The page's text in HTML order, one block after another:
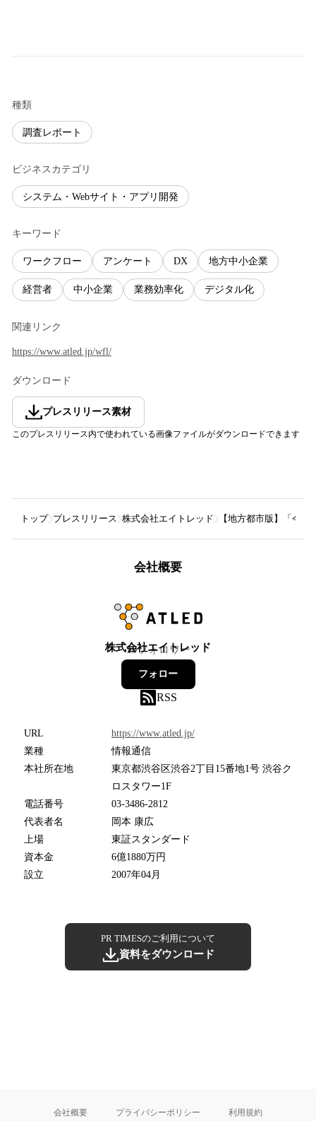
種類
調査レポート
ビジネスカテゴリ
システム・Webサイト・アプリ開発
キーワード
ワークフロー アンケート DX 地方中小企業
経営者 中小企業 業務効率化 デジタル化
関連リンク
https://www.atled.jp/wfl/
ダウンロード
プレスリリース素材
このプレスリリース内で使われている画像ファイルがダウンロードできます
トップ プレスリリース 株式会社エイトレッド 【地方都市版】「今
会社概要
株式会社エイトレッド
19フォロワー
フォロー
RSS
URL
https://www.atled.jp/
業種
情報通信
本社所在地
東京都渋谷区渋谷2丁目15番地1号 渋谷ク
ロスタワー1F
電話番号
03-3486-2812
代表者名
岡本 康広
上場
東証スタンダード
資本金
6億1880万円
設立
2007年04月
PR TIMESのご利用について
資料をダウンロード
会社概要 プライバシーポリシー 利用規約